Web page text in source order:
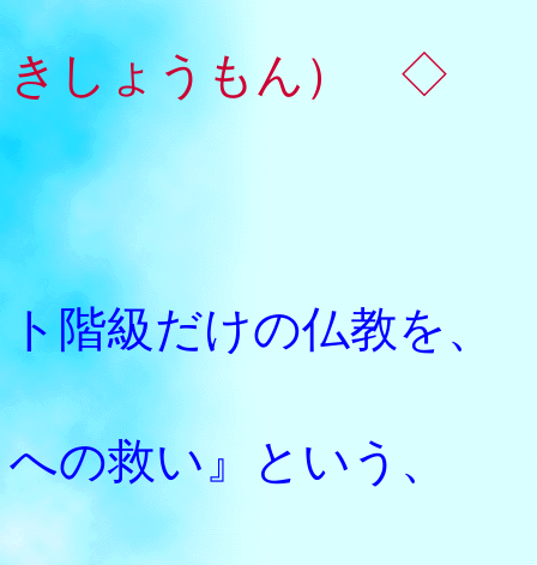
きしょうもん） ◇
特別
いわゆ
ト階級だけの仏教を、
『すべ
への救い』という、